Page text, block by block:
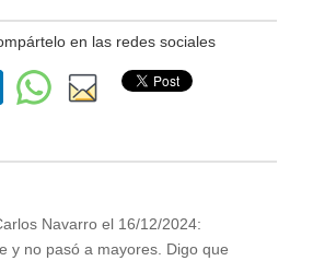
en las redes sociales
Navarro el 16/12/2024:
y no pasó a mayores. Digo que